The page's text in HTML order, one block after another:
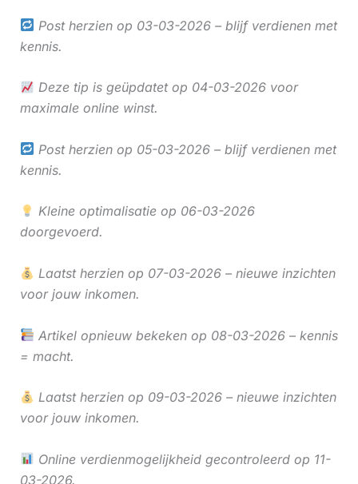
Post herzien op 03-03-2026 – blijf verdienen met
kennis.
Deze tip is geüpdatet op 04-03-2026 voor
maximale online winst.
Post herzien op 05-03-2026 – blijf verdienen met
kennis.
Kleine optimalisatie op 06-03-2026
doorgevoerd.
Laatst herzien op 07-03-2026 – nieuwe inzichten
voor jouw inkomen.
Artikel opnieuw bekeken op 08-03-2026 – kennis
= macht.
Laatst herzien op 09-03-2026 – nieuwe inzichten
voor jouw inkomen.
Online verdienmogelijkheid gecontroleerd op 11-
03-2026.